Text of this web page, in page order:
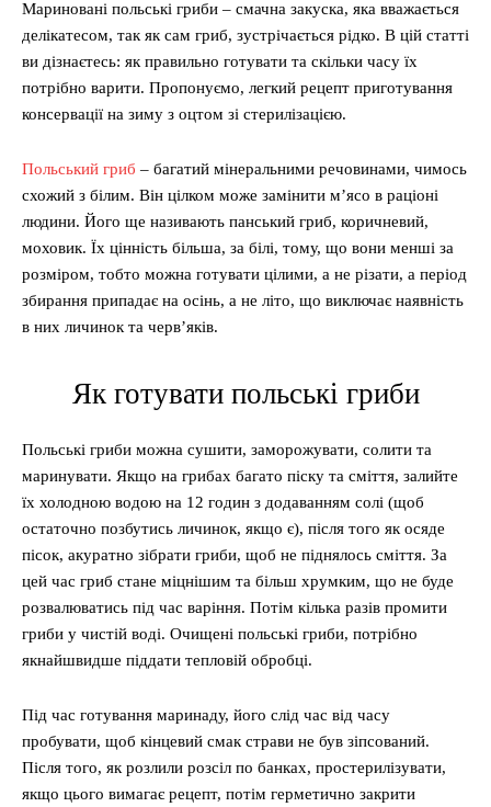
Мариновані польські гриби – смачна закуска, яка вважається
делікатесом, так як сам гриб, зустрічається рідко. В цій статті
ви дізнаєтесь: як правильно готувати та скільки часу їх
потрібно варити. Пропонуємо, легкий рецепт приготування
консервації на зиму з оцтом зі стерилізацією.
Польський гриб – багатий мінеральними речовинами, чимось
схожий з білим. Він цілком може замінити м’ясо в раціоні
людини. Його ще називають панський гриб, коричневий,
моховик. Їх цінність більша, за білі, тому, що вони менші за
розміром, тобто можна готувати цілими, а не різати, а період
збирання припадає на осінь, а не літо, що виключає наявність
в них личинок та черв’яків.
Як готувати польські гриби
Польські гриби можна сушити, заморожувати, солити та
маринувати. Якщо на грибах багато піску та сміття, залийте
їх холодною водою на 12 годин з додаванням солі (щоб
остаточно позбутись личинок, якщо є), після того як осяде
пісок, акуратно зібрати гриби, щоб не піднялось сміття. За
цей час гриб стане міцнішим та більш хрумким, що не буде
розвалюватись під час варіння. Потім кілька разів промити
гриби у чистій воді. Очищені польські гриби, потрібно
якнайшвидше піддати тепловій обробці.
Під час готування маринаду, його слід час від часу
пробувати, щоб кінцевий смак страви не був зіпсований.
Після того, як розлили розсіл по банках, простерилізувати,
якщо цього вимагає рецепт, потім герметично закрити